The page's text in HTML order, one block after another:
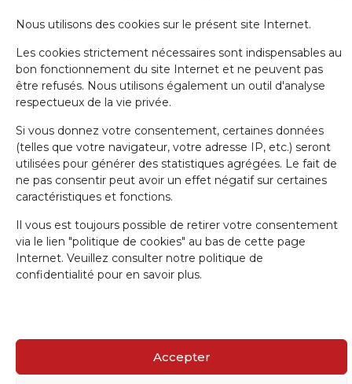
Nous utilisons des cookies sur le présent site Internet.
Les cookies strictement nécessaires sont indispensables au
bon fonctionnement du site Internet et ne peuvent pas
être refusés. Nous utilisons également un outil d'analyse
respectueux de la vie privée.
Si vous donnez votre consentement, certaines données
(telles que votre navigateur, votre adresse IP, etc.) seront
utilisées pour générer des statistiques agrégées. Le fait de
ne pas consentir peut avoir un effet négatif sur certaines
caractéristiques et fonctions.
Il vous est toujours possible de retirer votre consentement
via le lien "politique de cookies" au bas de cette page
Internet. Veuillez consulter notre politique de
confidentialité pour en savoir plus.
Accepter
Prénom
Nom de famille
E-mail
J'accepte la politique de confidentialité.